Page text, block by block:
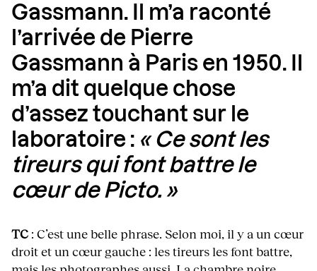
Gassmann. Il m’a raconté
l’arrivée de Pierre
Gassmann à Paris en 1950. Il
m’a dit quelque chose
d’assez touchant sur le
laboratoire : « Ce sont les
tireurs qui font battre le
cœur de Picto. »
TC : C’est une belle phrase. Selon moi, il y a un cœur
droit et un cœur gauche : les tireurs les font battre,